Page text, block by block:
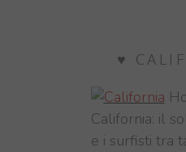
♥
California: il
e i surfisti tra